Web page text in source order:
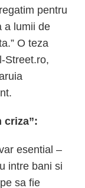
pentru
a lumii de
O teza
Street.ro,
criza”:
esential –
intre bani si
sa fie